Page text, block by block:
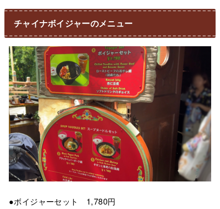
チャイナボイジャーのメニュー
●ボイジャーセット 1,780円